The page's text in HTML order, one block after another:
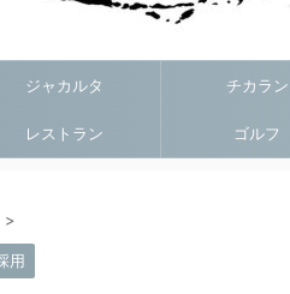
ジャカルタ チカラン
レストラン ゴルフ
>
用